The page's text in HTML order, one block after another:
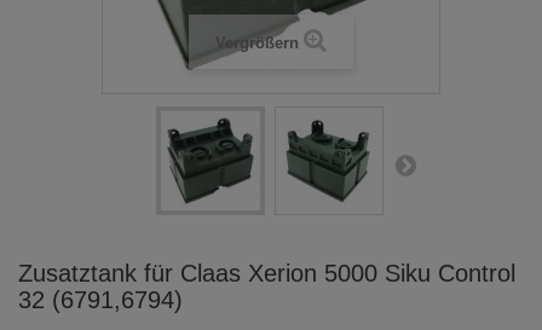
Vergrößern
Zusatztank für Claas Xerion 5000 Siku Control
32 (6791,6794)